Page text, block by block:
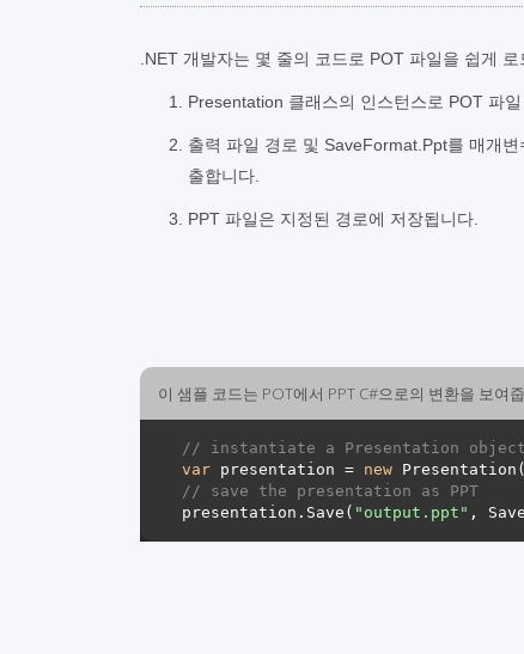
.NET 개발자는 몇 줄의 코드로 POT 파일을 쉽게
Presentation 클래스의 인스턴스로 POT 파일
출력 파일 경로 및 SaveFormat.Ppt를 매개
출합니다.
PPT 파일은 지정된 경로에 저장됩니다.
이 샘플 코드는 POT에서 PPT C#으로의 변환을 보여
// instantiate a Presentation
var presentation = new Presentation(
// save the presentation as PPT
presentation.Save( "output.ppt"